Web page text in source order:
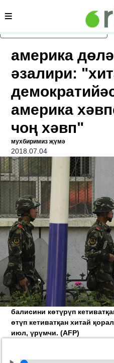
асаслиқ мәзмунға атлаң
сәһипә
америка
әзалири: "хитай ‏-
америка
чоң хәвп"
мухбиримиз җүмә
2018.07.04
балисини көтүрүп
өтүп кетиватқан хитай
июл, үрүмчи.(AFP)